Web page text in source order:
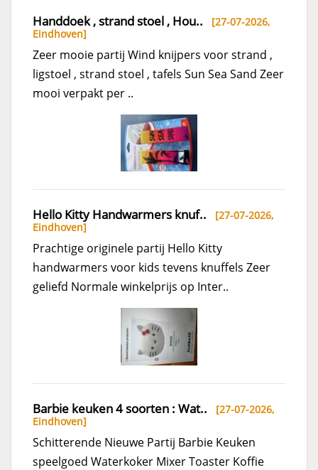
Handdoek , strand stoel , Hou.. [27-07-2026,
Eindhoven]
Zeer mooie partij Wind knijpers voor strand ,
ligstoel , strand stoel , tafels Sun Sea Sand Zeer
mooi verpakt per ..
Hello Kitty Handwarmers knuf.. [27-07-2026,
Eindhoven]
Prachtige originele partij Hello Kitty
handwarmers voor kids tevens knuffels Zeer
geliefd Normale winkelprijs op Inter..
Barbie keuken 4 soorten : Wat.. [27-07-2026,
Eindhoven]
Schitterende Nieuwe Partij Barbie Keuken
speelgoed Waterkoker Mixer Toaster Koffie